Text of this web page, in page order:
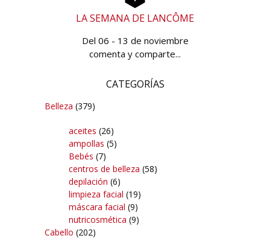
LA SEMANA DE LANCÔME
Del 06 - 13 de noviembre
comenta y comparte...
CATEGORÍAS
Belleza (379)
aceites (26)
ampollas (5)
Bebés (7)
centros de belleza (58)
depilación (6)
limpieza facial (19)
máscara facial (9)
nutricosmética (9)
Cabello (202)